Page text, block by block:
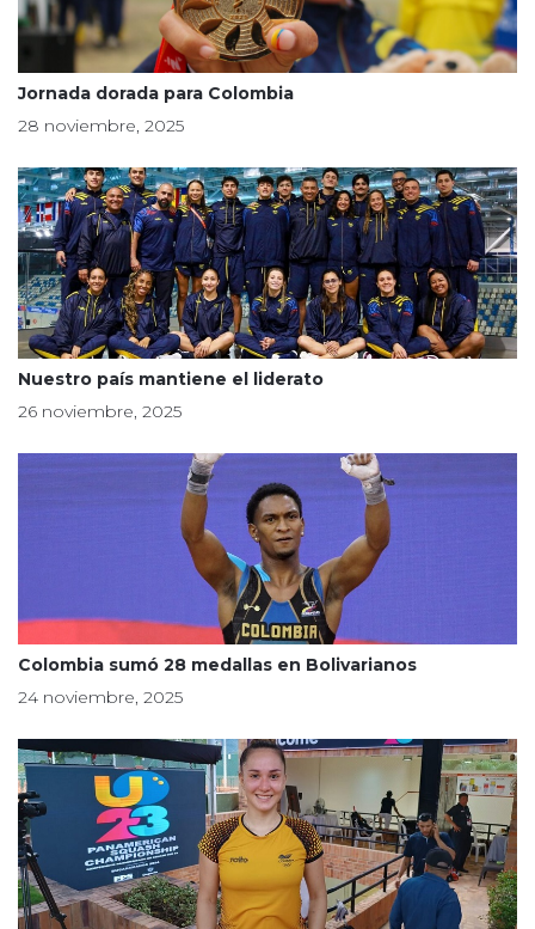
Jornada dorada para Colombia
28 noviembre, 2025
Nuestro país mantiene el liderato
26 noviembre, 2025
Colombia sumó 28 medallas en Bolivarianos
24 noviembre, 2025